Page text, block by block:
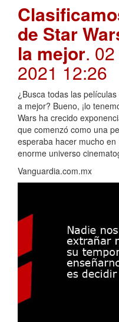
de Star
la mejor.
2021 12:26
¿Busca todas las
a mejor? Bueno, ¡lo
Wars ha crecido
que comenzó como una
esperaba hacer mucho
enorme universo
Vanguardia.com.mx